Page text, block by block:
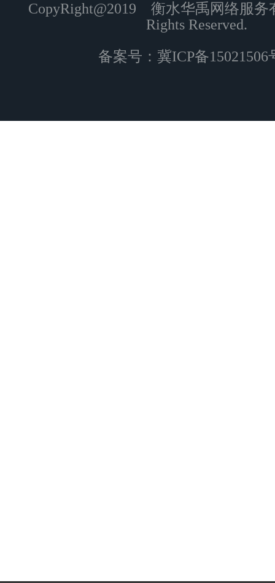
CopyRight@2019 衡水华禹网络服
Rights Reserved.
备案号： 冀ICP备15021506